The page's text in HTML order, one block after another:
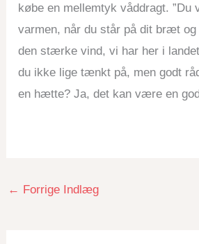
købe en mellemtyk våddragt. ”Du
varmen, når du står på dit bræt
den stærke vind, vi har her i
du ikke lige tænkt på, men godt
en hætte? Ja, det kan være en
← Forrige Indlæg